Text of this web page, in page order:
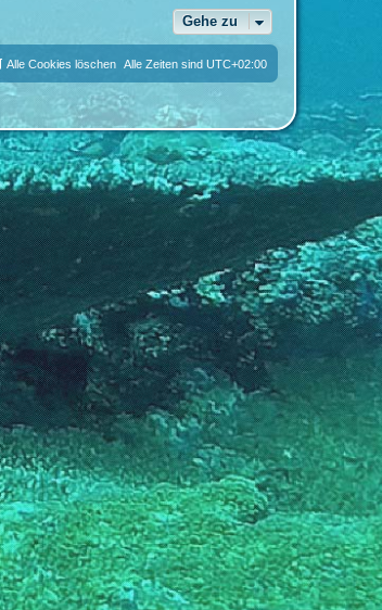
Gehe zu
Alle Zeiten sind UTC+02:00
Alle Cookies löschen